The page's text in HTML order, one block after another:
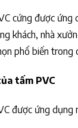
cứng được ứng
khách, nhà
phổ biến trong
tấm PVC
được ứng dụng